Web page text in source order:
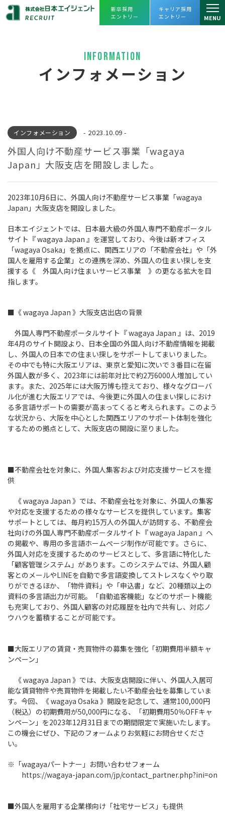
リーシング課
プロパティマネジメント課
売買課
えひめレスQセンター
経営企画部
国際事業部
企業理念・会社概要
ヒストリー
オフィスツアー
代表メッセージ
採用情報
採用情報トップ
キャリアビジョン・人財育成
福利厚生、働き方改革への取り組み
募集要項
キャリア採用
JOIN OUR TEAM
日本エイジェントの未来を一緒に創ってく
れる
仲間を求めています。
みなさんからのご応募お待ちしておりま
す。
キャリア採用エントリー
新卒採用
エントリー
キャリア採用
エントリー
MENU
INFORMATION
インフォメーション
インフォメーション - 2023.10.09 -
外国人向け不動産サービス事業「wagaya
Japan」大阪支店を開設しました。
2023年10月6日に、外国人向け不動産サービス事業「wagaya
Japan」大阪支店を開設しました。
日本エイジェントでは、日本最大級の外国人専門不動産ポータル
サイト『 wagaya Japan 』を運営しており、今後は新オフィス
「wagaya Osaka」を拠点に、関西エリアの「不動産会社」や「外
国人を雇用する企業」との連携を深め、外国人の住まい探しを支
援する《 外国人向け住まいサービス事業 》の更なる拡大を目
指します。
■《 wagaya Japan 》大阪支店出店の背景
外国人専門不動産ポータルサイト『 wagaya Japan 』は、2019
年4月のサイト開設より、日本全国の外国人向け不動産情報を掲載
し、外国人の日本での住まい探しをサポートしてまいりました。
その中でも特に大阪エリアは、東京と愛知に次いで３番目に在留
外国人数が多く、2023年には前年対比で約2万6000人増加してい
ます。また、2025年には大阪万博も控えており、様々なグローバ
ル化が進む大阪エリアでは、今後更に外国人の住まい探しにおけ
る多言語サポートの需要が高まってくると考えられます。このよう
な状況から、大阪を中心とした関西エリアのサポート体制を強化
するための拠点として、大阪支店の開設に至りました。
■不動産会社を対象に、外国人集客および対応支援サービスを提
供
《 wagaya Japan 》では、不動産会社を対象に、外国人の集客
や対応を支援するための様々なサービスを提供しています。集客
サポートとしては、毎月約15万人の外国人が訪問する、不動産会
社向けの外国人専門不動産ポータルサイト『 wagaya Japan 』へ
の掲載や、専用の多言語ホームぺージ制作が可能です。さらに、
外国人対応を支援するためのサービスとして、多言語に特化した
「顧客管理システム」があります。このシステムでは、外国人顧
客とのメールやLINEを自動で多言語変換してストレスなくやり取
りができるほか、「物件資料」や「申込書」など、20種類以上の
資料の多言語出力が可能。「自動追客機能」などのサポート機能
も充実しており、外国人顧客の対応履歴を社内で共有し、対応ノ
ウハウを蓄積することが可能です。
■大阪エリアの賃貸・売買物件の募集を強化「初期費用半額キャ
ンペーン」
《 wagaya Japan 》では、大阪支店開設に伴い、外国人入居可
能な賃貸物件や売買物件を掲載したい不動産会社を募集していま
す。今回、《 wagaya Osaka 》開設を記念して、通常100,000円
（税込）の初期費用が50,000円になる、「初期費用50％OFFキャ
ンペーン」を2023年12月31日までの期間限定で実施いたします。
この機会にぜひ、下記のフォームよりお気軽にお問合せくださ
い。
※「wagayaパートナー」お問い合わせフォーム
https://wagaya-japan.com/jp/contact_partner.php?ini=on
■外国人を雇用する企業様向け「社宅サービス」も提供